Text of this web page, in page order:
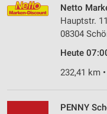
Netto
Hauptstr.
08304
Heute
232,41 km
PENNY